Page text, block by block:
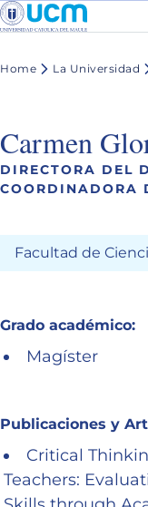
Home La Universidad
Carmen
DIRECTORA DEL
COORDINADORA
Facultad de
Grado académico:
Magíster
Publicaciones y
Critical
Teachers: